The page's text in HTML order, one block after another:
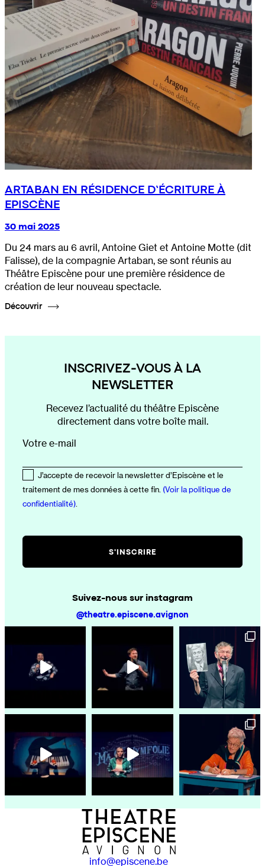
ARTABAN EN RÉSIDENCE D’ÉCRITURE À
EPISCÈNE
30 mai 2025
Du 24 mars au 6 avril, Antoine Giet et Antoine Motte (dit
Falisse), de la compagnie Artaban, se sont réunis au
Théâtre Episcène pour une première résidence de
création de leur nouveau spectacle.
Découvrir
INSCRIVEZ-VOUS À LA
NEWSLETTER
Recevez l’actualité du théâtre Episcène
directement dans votre boîte mail.
Votre e-mail
J’accepte de recevoir la newsletter d’Episcène et le
traitement de mes données à cette fin. (Voir la politique de
confidentialité).
Suivez-nous sur instagram
@theatre.episcene.avignon
info@episcene.be